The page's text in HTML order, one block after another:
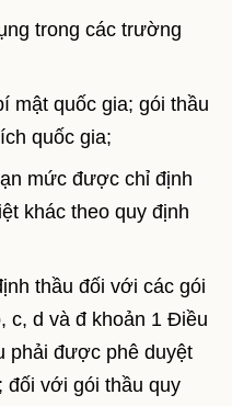
trong các trường
mật quốc gia; gói thầu
quốc gia;
mức được chỉ định
khác theo quy định
thầu đối với các gói
c, d và đ khoản 1 Điều
phải được phê duyệt
đối với gói thầu quy